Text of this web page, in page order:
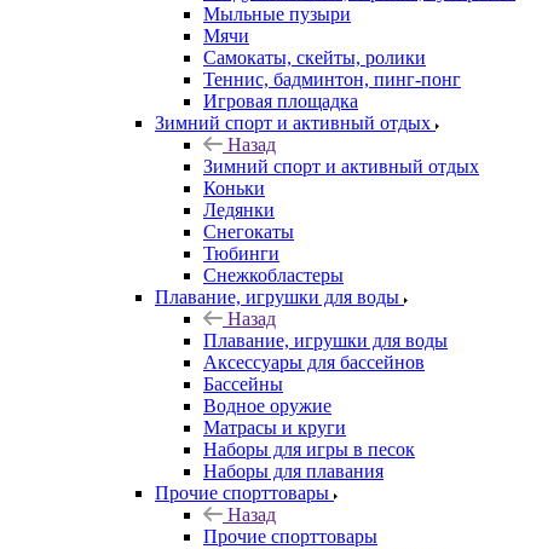
Мыльные пузыри
Мячи
Самокаты, скейты, ролики
Теннис, бадминтон, пинг-понг
Игровая площадка
Зимний спорт и активный отдых
Назад
Зимний спорт и активный отдых
Коньки
Ледянки
Снегокаты
Тюбинги
Снежкобластеры
Плавание, игрушки для воды
Назад
Плавание, игрушки для воды
Аксессуары для бассейнов
Бассейны
Водное оружие
Матрасы и круги
Наборы для игры в песок
Наборы для плавания
Прочие спорттовары
Назад
Прочие спорттовары